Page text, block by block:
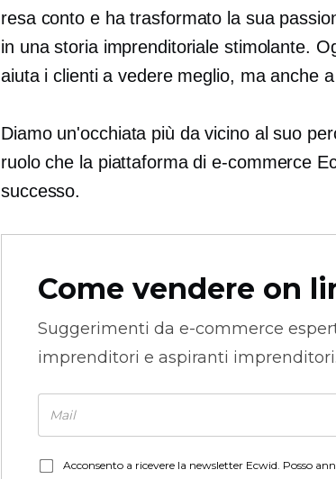
resa conto e ha trasformato la sua
in una storia imprenditoriale stimolante.
aiuta i clienti a vedere meglio, ma anche
Diamo un'occhiata più da vicino al suo
ruolo che la piattaforma di e-commerce
successo.
Come vendere on
Suggerimenti da e-commerce
imprenditori e aspiranti imprenditori.
Acconsento a ricevere la newsletter Ecwid. Posso